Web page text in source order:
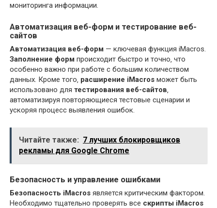
мониторинга информации.
Автоматизация веб-форм и тестирование веб-
сайтов
Автоматизация веб-форм — ключевая функция iMacros.
Заполнение форм происходит быстро и точно‚ что
особенно важно при работе с большим количеством
данных. Кроме того‚ расширение iMacros может быть
использовано для тестирования веб-сайтов‚
автоматизируя повторяющиеся тестовые сценарии и
ускоряя процесс выявления ошибок.
Читайте также: 7 лучших блокировщиков
рекламы для Google Chrome
Безопасность и управление ошибками
Безопасность iMacros является критическим фактором.
Необходимо тщательно проверять все скрипты iMacros